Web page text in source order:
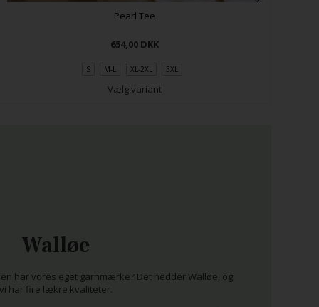
Pearl Tee
654,00 DKK
S M-L XL-2XL 3XL
Vælg variant
Walløe
har vores eget garnmærke? Det hedder Walløe, og
vi har fire lækre kvaliteter.